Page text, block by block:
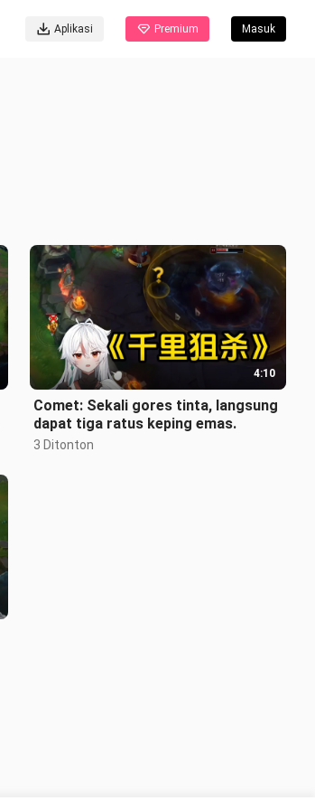
Aplikasi Premium Masuk
4:10
Comet: Sekali gores tinta, langsung
dapat tiga ratus keping emas.
3 Ditonton